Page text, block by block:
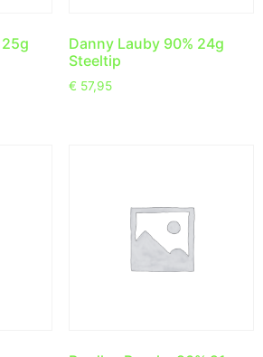
Danny Lauby 90% 24g
Steeltip
€ 57,95